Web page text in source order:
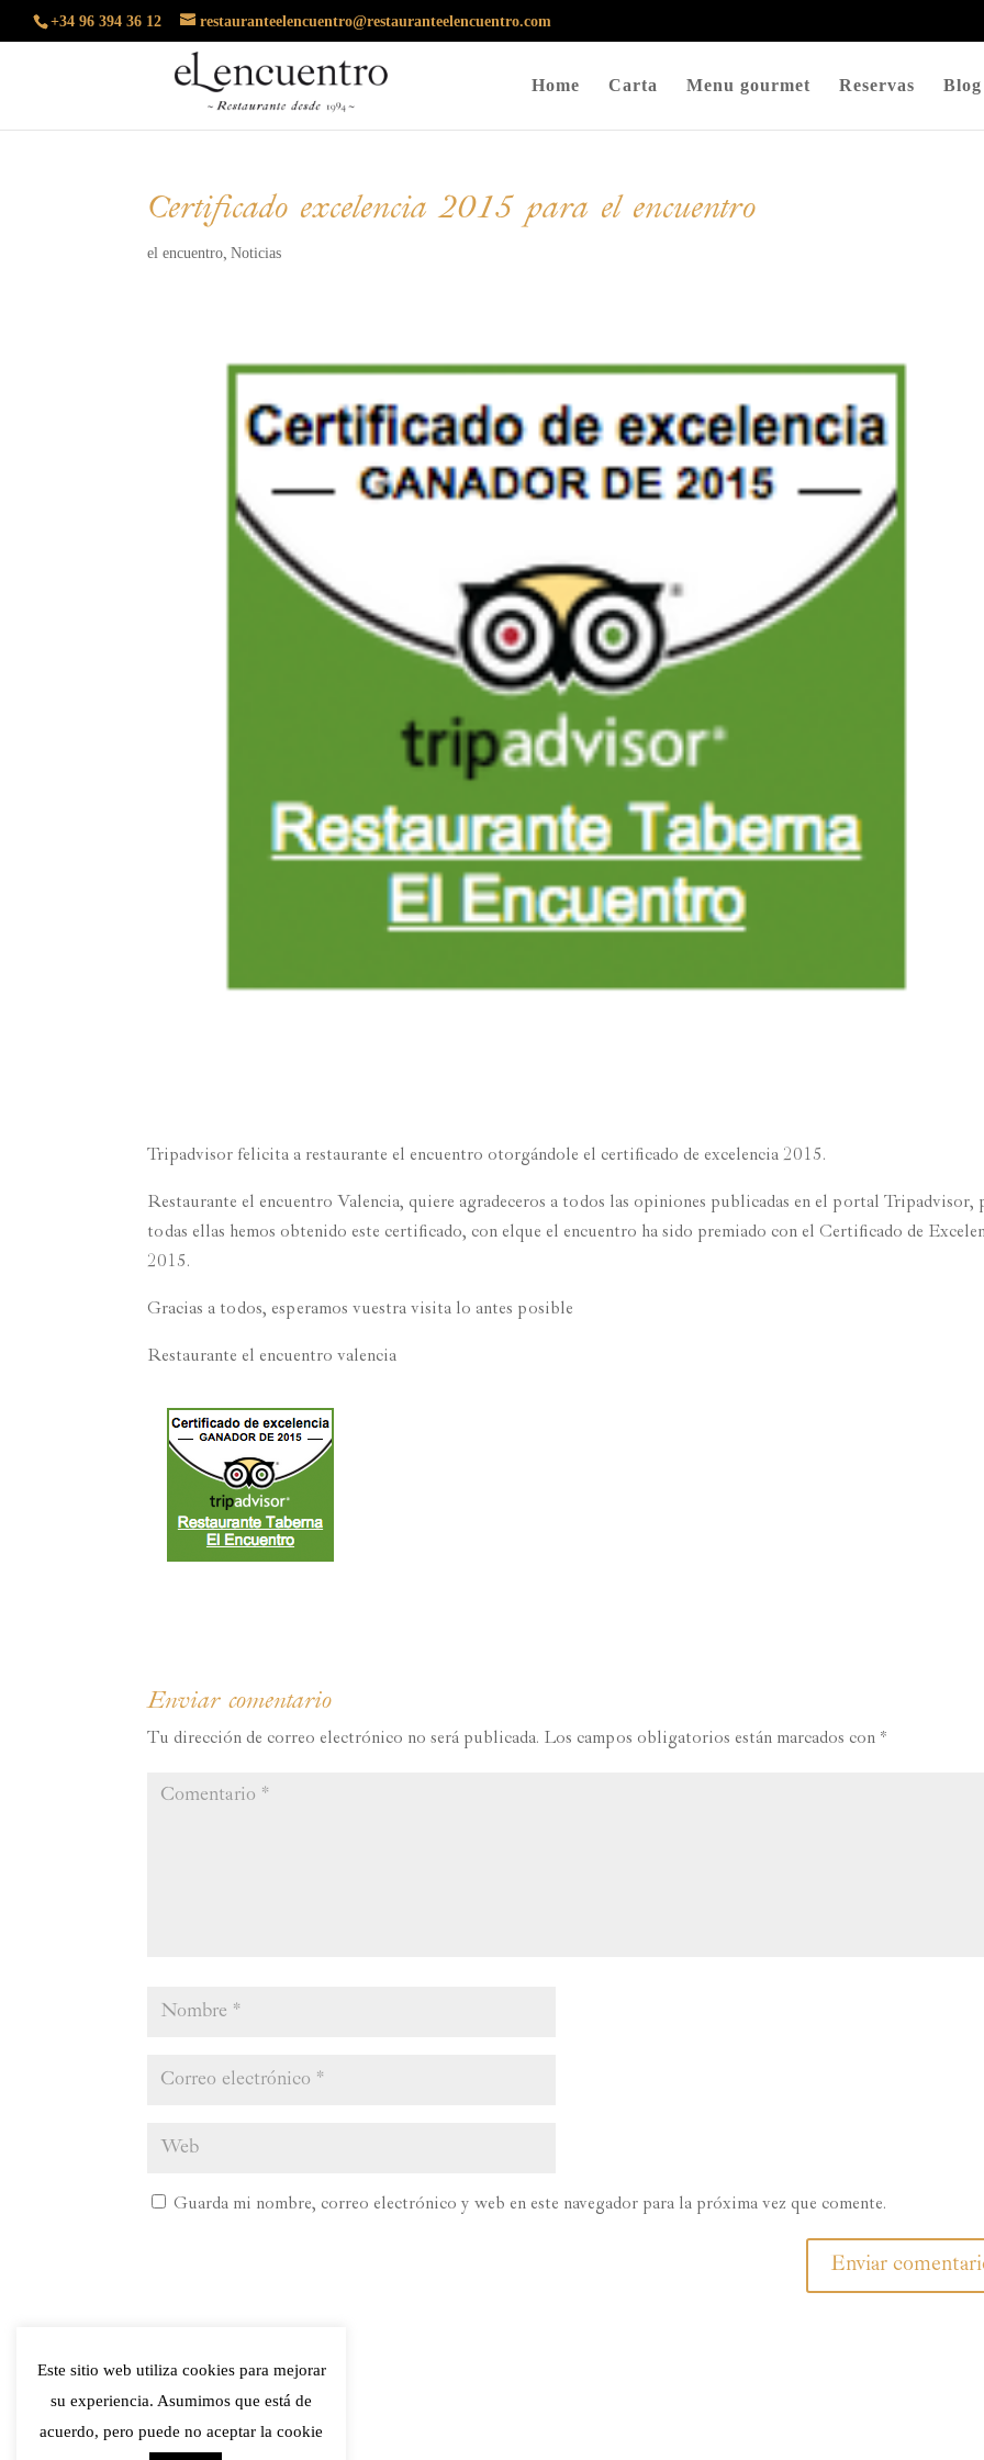
+34 96 394 36 12 restauranteelencuentro@restauranteelencuentro.com
Home Carta Menu gourmet Reservas Blog
Certificado excelencia 2015 para el encuentro
el encuentro,Noticias
Tripadvisor felicita a restaurante el encuentro otorgándole el certificado de excelencia 2015.
Restaurante el encuentro Valencia, quiere agradeceros a todos las opiniones publicadas en el portal Tripadvisor,
todas ellas hemos obtenido este certificado, con el que el encuentro ha sido premiado con el Certificado de
2015.
Gracias a todos, esperamos vuestra visita lo antes posible
Restaurante el encuentro valencia
Enviar comentario
Tu dirección de correo electrónico no será publicada. Los campos obligatorios están marcados con *
Guarda mi nombre, correo electrónico y web en este navegador para la próxima vez que comente.
Este sitio web utiliza cookies para mejorar
su experiencia. Asumimos que está de
acuerdo, pero puede no aceptar la cookie